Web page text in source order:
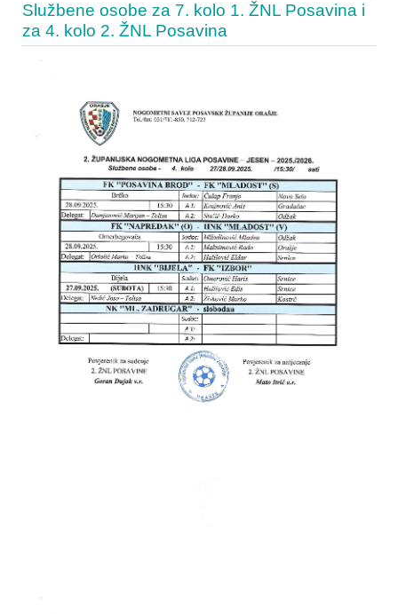
Službene osobe za 7. kolo 1. ŽNL Posavina i
za 4. kolo 2. ŽNL Posavina